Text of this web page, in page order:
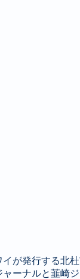
が発行する北
ーナルと韮崎